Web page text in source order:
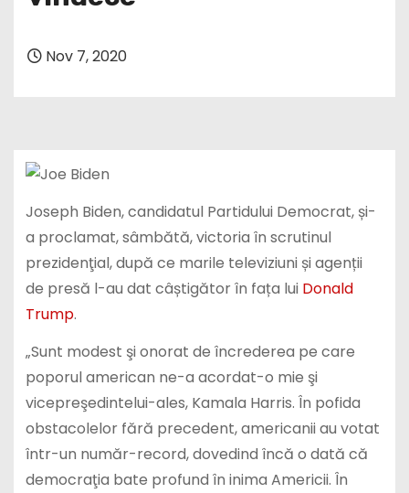
Nov 7, 2020
Joseph Biden, candidatul Partidului Democrat, și-
a proclamat, sâmbătă, victoria în scrutinul
prezidenţial, după ce marile televiziuni și agenții
de presă l-au dat câștigător în fața lui Donald
Trump.
„Sunt modest şi onorat de încrederea pe care
poporul american ne-a acordat-o mie şi
vicepreşedintelui-ales, Kamala Harris. În pofida
obstacolelor fără precedent, americanii au votat
într-un număr-record, dovedind încă o dată că
democraţia bate profund în inima Americii. În